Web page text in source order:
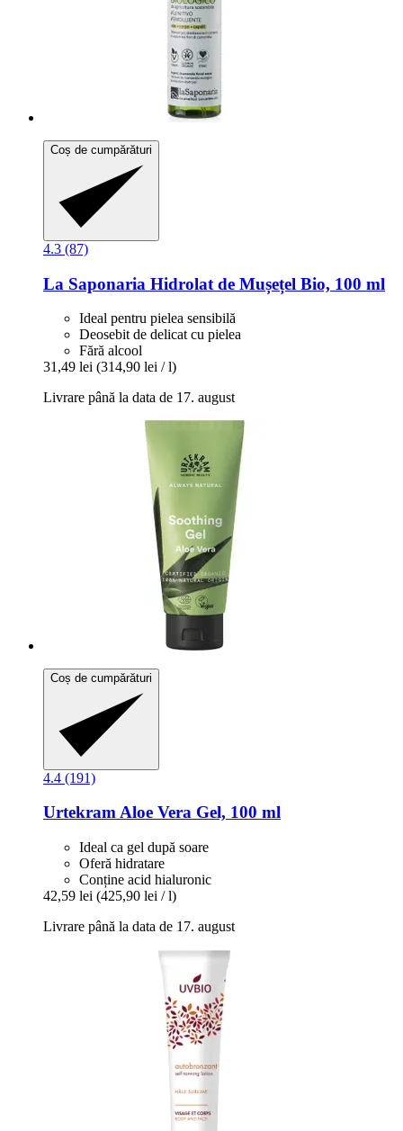
Coș de cumpărături
4.3 (87)
La Saponaria Hidrolat de Mușețel Bio, 100 ml
Ideal pentru pielea sensibilă
Deosebit de delicat cu pielea
Fără alcool
31,49 lei (314,90 lei / l)
Livrare până la data de 17. august
Coș de cumpărături
4.4 (191)
UrtekramAloe Vera Gel, 100 ml
Ideal ca gel după soare
Oferă hidratare
Conține acid hialuronic
42,59 lei (425,90 lei / l)
Livrare până la data de 17. august